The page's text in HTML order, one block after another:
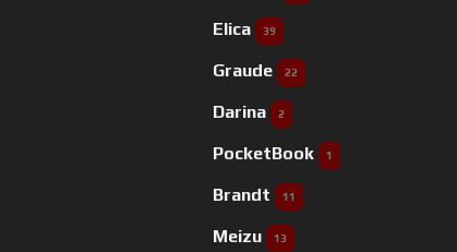
Elica 39
Graude 22
Darina 2
PocketBook 1
Brandt 11
Meizu 13